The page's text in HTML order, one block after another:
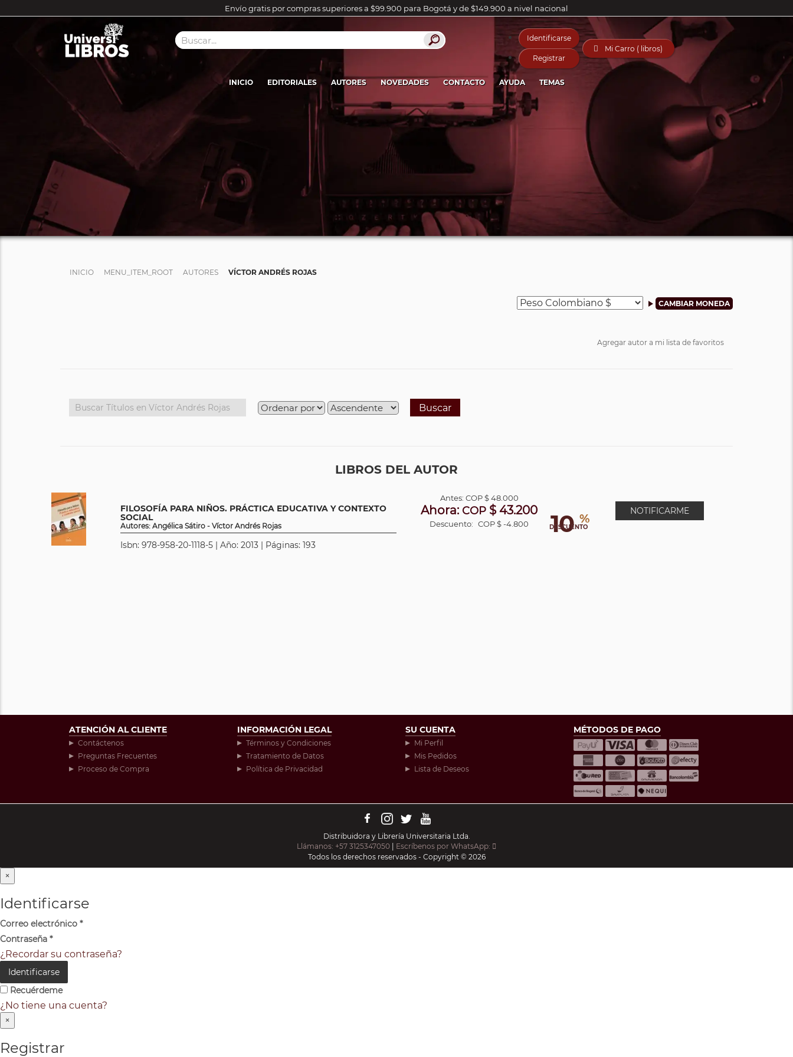
Envío gratis por compras superiores a $99.900 para Bogotá y de $149.900 a nivel nacional
Identificarse
Registrar
 Mi Carro ( libros)
INICIO EDITORIALES AUTORES NOVEDADES CONTACTO AYUDA TEMAS
INICIO MENU_ITEM_ROOT AUTORES VÍCTOR ANDRÉS ROJAS
Agregar autor a mi lista de favoritos
Buscar
LIBROS DEL AUTOR
FILOSOFÍA PARA NIÑOS. PRÁCTICA EDUCATIVA Y CONTEXTO
SOCIAL
Autores: Angélica Sátiro - Víctor Andrés Rojas
Isbn: 978-958-20-1118-5 | Año: 2013 | Páginas: 193
10 %
DESCUENTO
Antes: COP$ 48.000
Ahora: COP $ 43.200
Descuento: COP $ -4.800
NOTIFICARME
ATENCIÓN AL CLIENTE
Contáctenos
Preguntas Frecuentes
Proceso de Compra
INFORMACIÓN LEGAL
Términos y Condiciones
Tratamiento de Datos
Política de Privacidad
SU CUENTA
Mi Perfil
Mis Pedidos
Lista de Deseos
MÉTODOS DE PAGO
Distribuidora y Librería Universitaria Ltda.
Llámanos: +57 3125347050
Escríbenos por WhatsApp:
Todos los derechos reservados - Copyright © 2026
×
Identificarse
Correo electrónico *
Contraseña *
¿Recordar su contraseña?
Identificarse
Recuérdeme
¿No tiene una cuenta?
×
Registrar